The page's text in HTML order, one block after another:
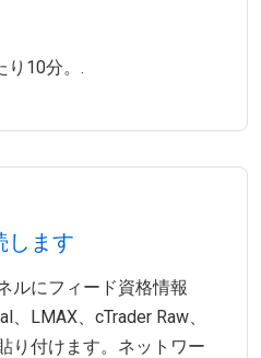
り10分。.
します
ルにフィード資格情報
、LMAX、cTrader Raw、
り付けます。ネットワー